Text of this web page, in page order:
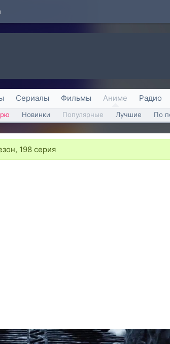
Сериалы Фильмы Аниме Радио
Новинки Популярные Лучшие По
198 серия